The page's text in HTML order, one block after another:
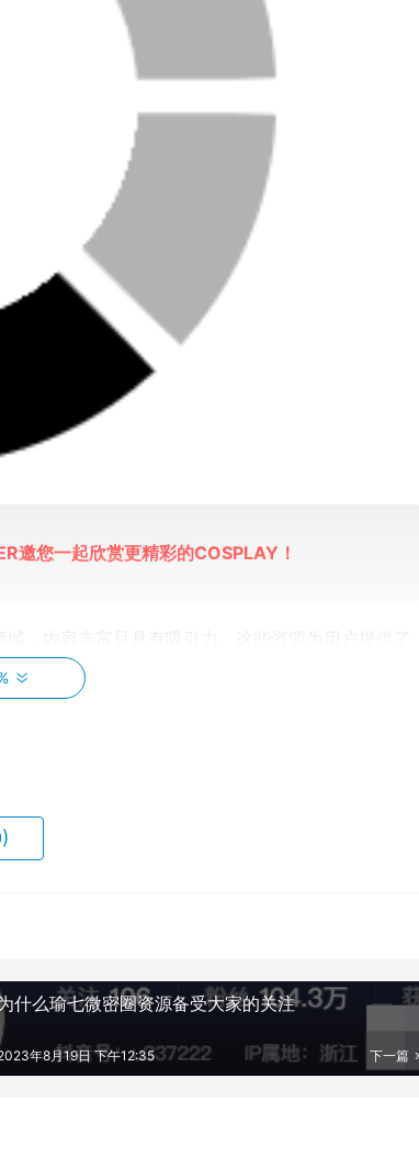
邀您一起欣赏更精彩的COSPLAY！
其是在美容和健康方面，能够让用户更好地了解自
的粉丝，因此她所发布的资源受到了广泛的关注和
评和担忧。一些用户认为其中可能存在虚假宣传或
些用户也感到脸红mm所发布的资源价格过高，使
什么瑜七微密圈资源备受大家的关注
下一篇
年8月19日 下午12:35